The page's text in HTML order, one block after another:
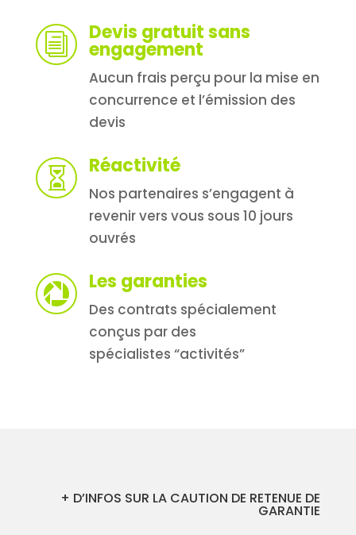
i Devis gratuit sans
engagement
Aucun frais perçu pour la mise en
concurrence et l’émission des
devis
 Réactivité
Nos partenaires s’engagent à
revenir vers vous sous 10 jours
ouvrés
 Les garanties
Des contrats spécialement
conçus par des
spécialistes “activités”
+ D’INFOS SUR LA CAUTION DE RETENUE DE
GARANTIE